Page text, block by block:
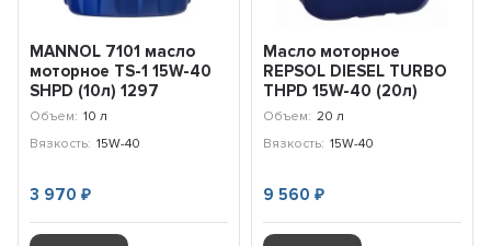
MANNOL 7101 масло
моторное TS-1 15W-40
SHPD (10л) 1297
Объем: 10 л
Вязкость: 15W-40
3 970₽
Масло моторное
REPSOL DIESEL TURBO
THPD 15W-40 (20л)
6421R
Объем: 20 л
Вязкость: 15W-40
9 560 ₽